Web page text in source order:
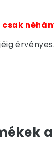
érvényes.